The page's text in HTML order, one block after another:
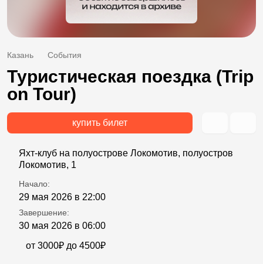
Казань События
Туристическая поездка (Trip
on Tour)
купить билет
Яхт-клуб на полуострове Локомотив, полуостров
Локомотив, 1
Начало:
29 мая 2026 в 22:00
Завершение:
30 мая 2026 в 06:00
от 3000₽ до 4500₽